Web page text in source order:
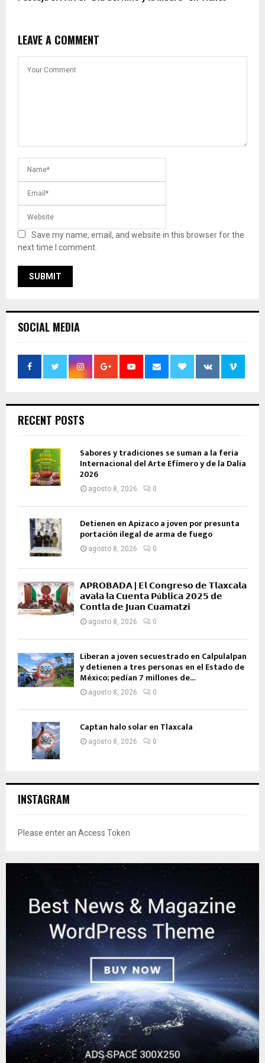
LEAVE A COMMENT
Save my name, email, and website in this browser for the
next time I comment.
SOCIAL MEDIA
RECENT POSTS
Sabores y tradiciones se suman a la feria
Internacional del Arte Efímero y de la Dalia
2026
agosto 8, 2026 0
Detienen en Apizaco a joven por presunta
portación ilegal de arma de fuego
agosto 8, 2026 0
𝗔𝗣𝗥𝗢𝗕𝗔𝗗𝗔 | 𝗘𝗹 𝗖𝗼𝗻𝗴𝗿𝗲𝘀𝗼 𝗱𝗲 𝗧𝗹𝗮𝘅𝗰𝗮𝗹𝗮
𝗮𝘃𝗮𝗹𝗮 𝗹𝗮 𝗖𝘂𝗲𝗻𝘁𝗮 𝗣ú𝗯𝗹𝗶𝗰𝗮 𝟮𝟬𝟮𝟱 𝗱𝗲
𝗖𝗼𝗻𝘁𝗹𝗮 𝗱𝗲 𝗝𝘂𝗮𝗻 𝗖𝘂𝗮𝗺𝗮𝘁𝘇𝗶
agosto 8, 2026 0
Liberan a joven secuestrado en Calpulalpan
y detienen a tres personas en el Estado de
México; pedían 7 millones de...
agosto 8, 2026 0
Captan halo solar en Tlaxcala
agosto 8, 2026 0
INSTAGRAM
Please enter an Access Token